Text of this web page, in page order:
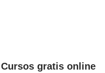
Cursos gratis online